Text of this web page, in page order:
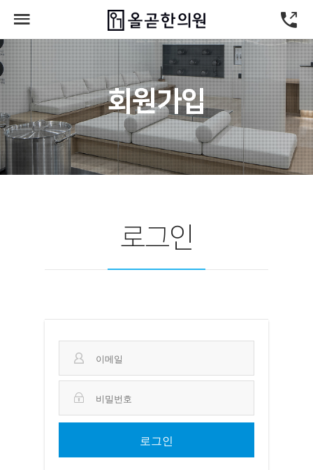
회원가입
로그인
로그인